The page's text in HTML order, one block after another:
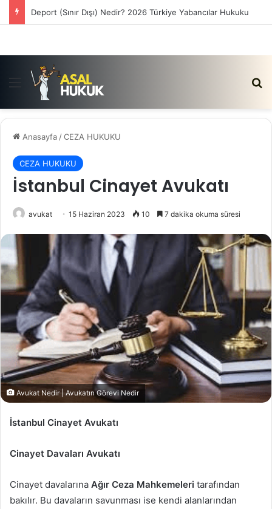
Satış Vaadi Sözleşmesi İptali Nedir?
Menü
Anasayfa /CEZA HUKUKU
CEZA HUKUKU
İstanbul Cinayet Avukatı
avukat 15 Haziran 2023 10 7 dakika okuma süresi
Avukat Nedir | Avukatın Görevi Nedir
İstanbul Cinayet Avukatı
Cinayet Davaları Avukatı
Cinayet davalarına Ağır Ceza Mahkemeleri tarafından
bakılır. Bu davaların savunması ise kendi alanlarından